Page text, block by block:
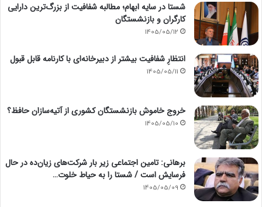
شستا در سایه ابهام؛ مطالبه شفافیت از بزرگ‌ترین دارایی
کارگران و بازنشستگان
1405/05/12
انتظارِ شفافیت بیشتر از دبیرخانه‌ای با کارنامه قابل قبول
1405/05/11
خروج خاموش بازنشستگان کشوری از آتیه‌سازان حافظ؟
1405/05/10
برهانی: تامین اجتماعی زیر بار شرکت‌های زیان‌ده در حال
فرسایش است / شستا را به حیاط خلوت…
1405/05/09